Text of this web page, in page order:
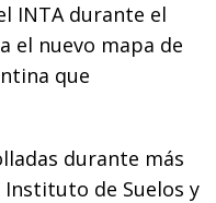
INTA durante el
el nuevo mapa de
que
durante más
de Suelos y